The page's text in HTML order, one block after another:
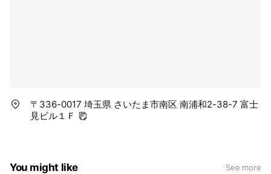
〒336-0017 埼玉県 さいたま市南区 南浦和2-38-7 富士
見ビル１Ｆ
You might like See more